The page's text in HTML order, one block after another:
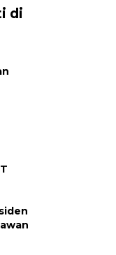
di